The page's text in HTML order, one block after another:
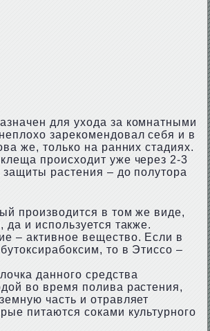
для ухода за комнатными
зарекомендовал себя и в
же, только на ранних стадиях.
происходит уже через 2-3
растения – до полутора
производится в том же виде,
да и используется также.
– активное вещество. Если в
то в Этиссо –
данного средства
во время полива растения,
часть и отравляет
питаются соками культурного